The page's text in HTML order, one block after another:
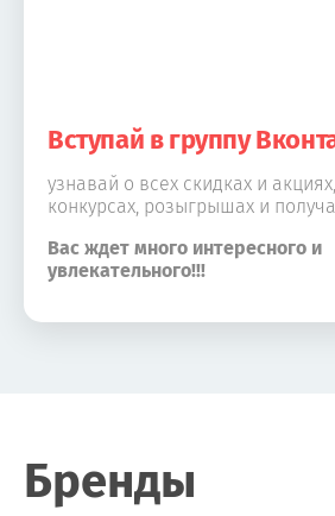
Вступай в группу
узнавай о всех скидках и
конкурсах, розыгрышах и
Вас ждет много интересного и
увлекательного!!!
Бренды